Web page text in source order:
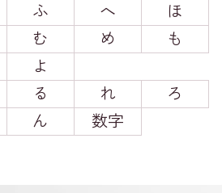
ふ へ
ほ
む め
も
よ
る れ
ろ
ん 数字